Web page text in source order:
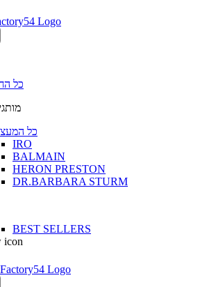
כל
כל
IRO
BALMAIN
HERON PRESTON
DR.BARBARA STURM
BEST SELLERS